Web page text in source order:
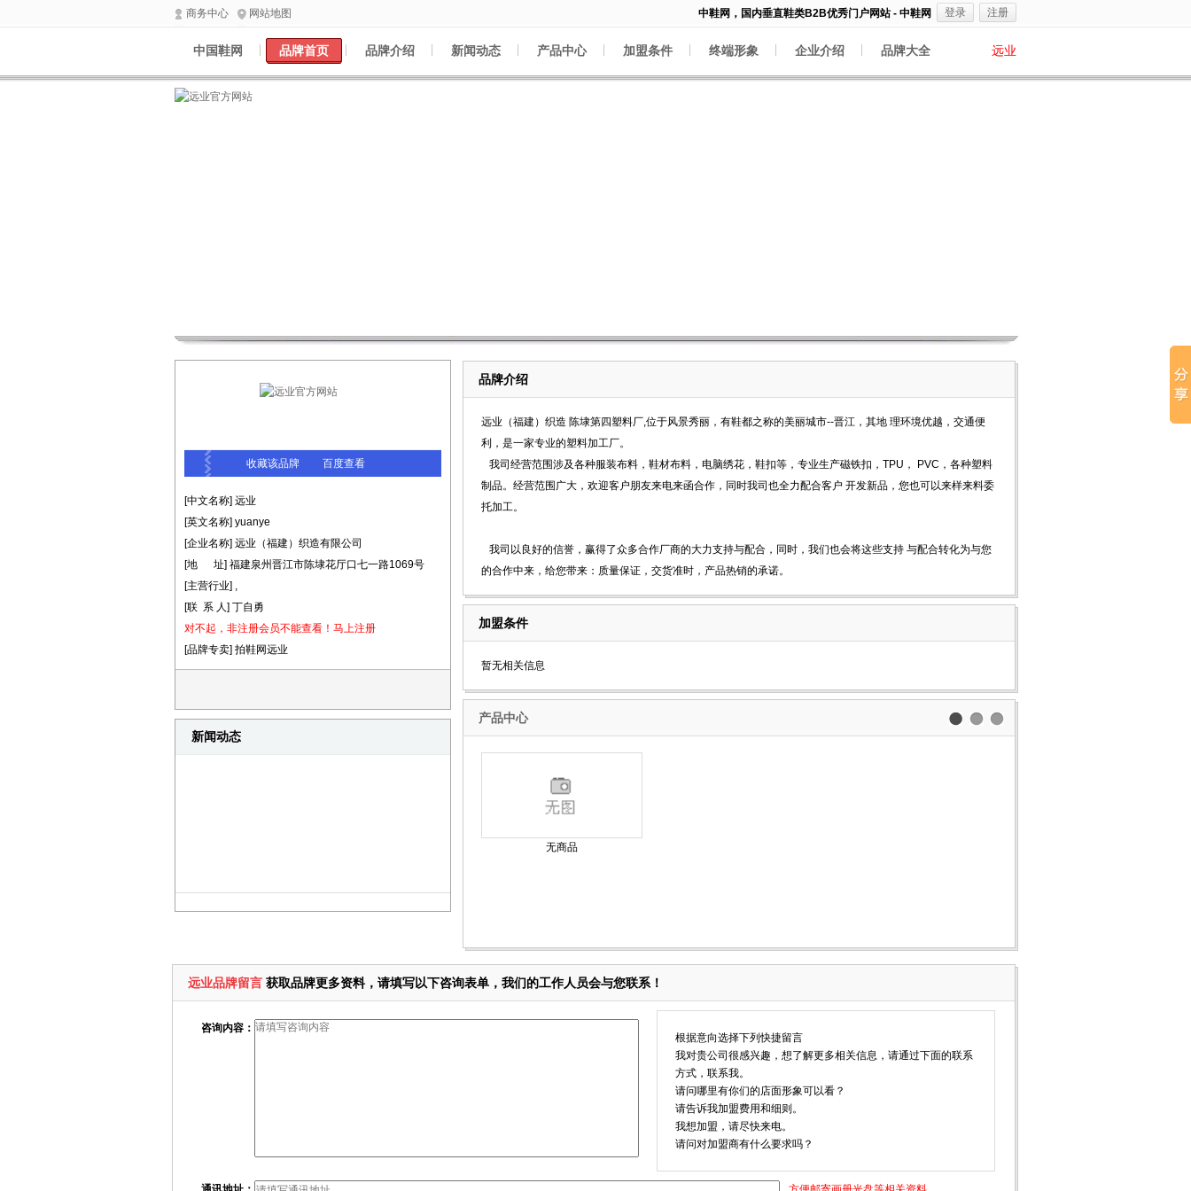
商务中心 网站地图 中鞋网，国内垂直鞋类B2B优秀门户网站 - 中鞋网 登录 注册
中国鞋网 品牌首页 品牌介绍 新闻动态 产品中心 加盟条件 终端形象 企业介绍 品牌大全 远业
品牌介绍
远业（福建）织造 陈埭第四塑料厂,位于风景秀丽，有鞋都之称的美丽城市--晋江，其地 理环境优越，交通便
利，是一家专业的塑料加工厂。
我司经营范围涉及各种服装布料，鞋材布料，电脑绣花，鞋扣等，专业生产磁铁扣，TPU， PVC，各种塑料
制品。经营范围广大，欢迎客户朋友来电来函合作，同时我司也全力配合客户 开发新品，您也可以来样来料委
托加工。
我司以良好的信誉，赢得了众多合作厂商的大力支持与配合，同时，我们也会将这些支持 与配合转化为与您
的合作中来，给您带来：质量保证，交货准时，产品热销的承诺。
加盟条件
暂无相关信息
产品中心
无商品
收藏该品牌 百度查看
[中文名称] 远业
[英文名称] yuanye
[企业名称] 远业（福建）织造有限公司
[地 址] 福建泉州晋江市陈埭花厅口七一路1069号
[主营行业] ,
[联 系 人] 丁自勇
对不起，非注册会员不能查看！ 马上注册
[品牌专卖] 拍鞋网远业
新闻动态
远业品牌留言 获取品牌更多资料，请填写以下咨询表单，我们的工作人员会与您联系！
咨询内容：
根据意向选择下列快捷留言
我对贵公司很感兴趣，想了解更多相关信息，请通过下面的联系
方式，联系我。
请问哪里有你们的店面形象可以看？
请告诉我加盟费用和细则。
我想加盟，请尽快来电。
请问对加盟商有什么要求吗？